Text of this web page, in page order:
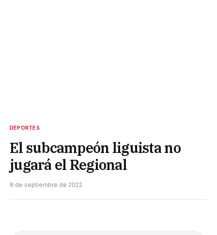
DEPORTES
El subcampeón liguista no
jugará el Regional
8 de septiembre de 2022